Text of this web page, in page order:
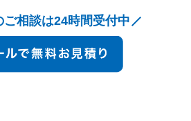
声
質問
ご相談は24時間受付中